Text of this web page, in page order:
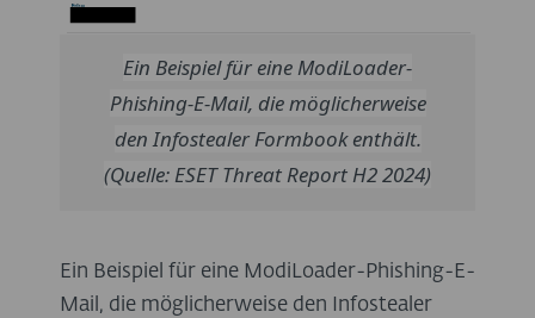
Ein Beispiel für eine ModiLoader-
Phishing-E-Mail, die möglicherweise
den Infostealer Formbook enthält.
(Quelle: ESET Threat Report H2 2024)
Ein Beispiel für eine ModiLoader-Phishing-E-
Mail, die möglicherweise den Infostealer